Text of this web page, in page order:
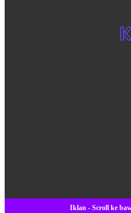
Iklan - Scroll ke